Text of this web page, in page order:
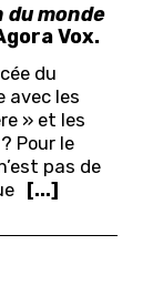
du monde
Vox.
du
avec les
» et les
Pour le
pas de
[...]